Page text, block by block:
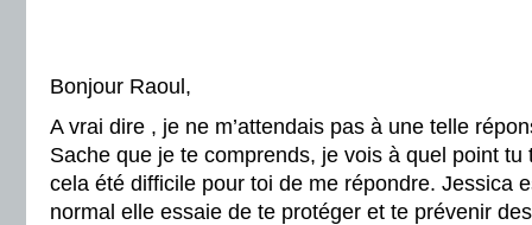
Bonjour Raoul,
A vrai dire , je ne m’attendais pas à une telle
Sache que je te comprends, je vois à quel point tu
cela été difficile pour toi de me répondre. Jessica
normal elle essaie de te protéger et te prévenir